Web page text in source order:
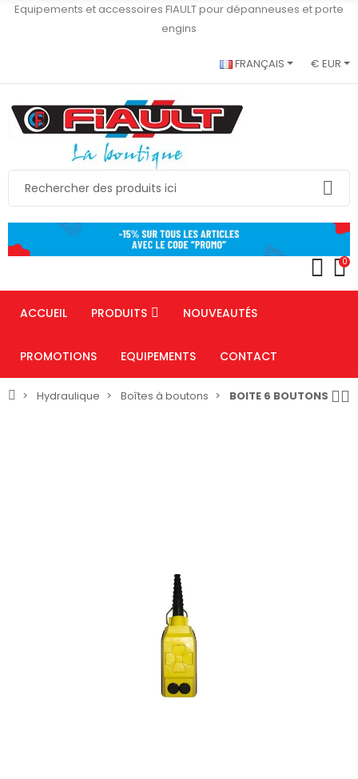
Equipements et accessoires FIAULT pour dépanneuses et porte
engins
FRANÇAIS € EUR
0
ACCUEIL PRODUITS NOUVEAUTÉS
PROMOTIONS EQUIPEMENTS CONTACT
Hydraulique Boîtes à boutons BOITE 6 BOUTONS